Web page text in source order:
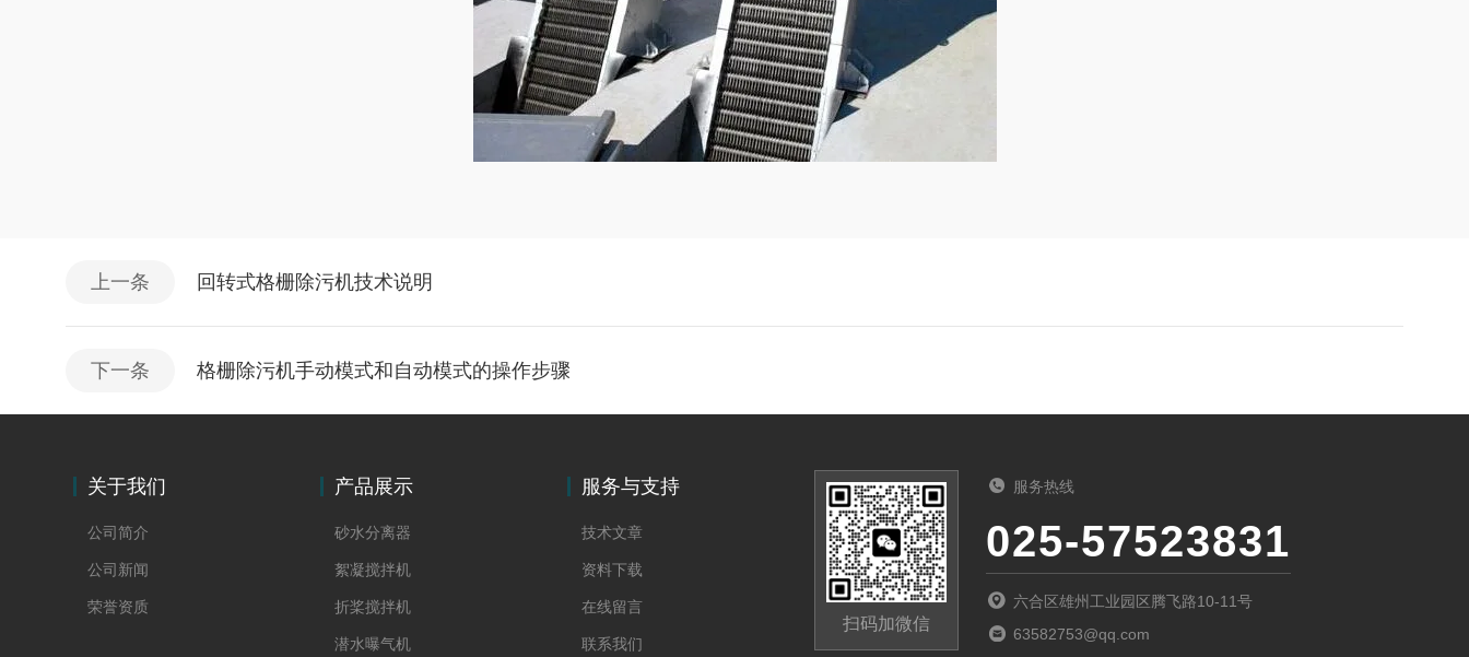
上一条 回转式格栅除污机技术说明
下一条 格栅除污机手动模式和自动模式的操作步骤
关于我们
公司简介
公司新闻
荣誉资质
产品展示
砂水分离器
絮凝搅拌机
折桨搅拌机
潜水曝气机
服务与支持
技术文章
资料下载
在线留言
联系我们
扫码加微信
服务热线
025-57523831
六合区雄州工业园区腾飞路10-11号
63582753@qq.com